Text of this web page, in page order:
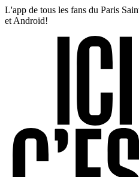
L'app de tous les fans du Paris
et Android!